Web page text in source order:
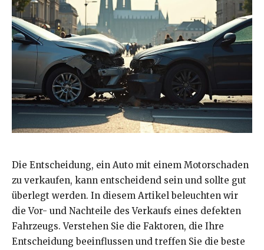
Die Entscheidung, ein Auto mit einem Motorschaden
zu verkaufen, kann entscheidend sein und sollte gut
überlegt werden. In diesem Artikel beleuchten wir
die Vor- und Nachteile des Verkaufs eines defekten
Fahrzeugs. Verstehen Sie die Faktoren, die Ihre
Entscheidung beeinflussen und treffen Sie die beste